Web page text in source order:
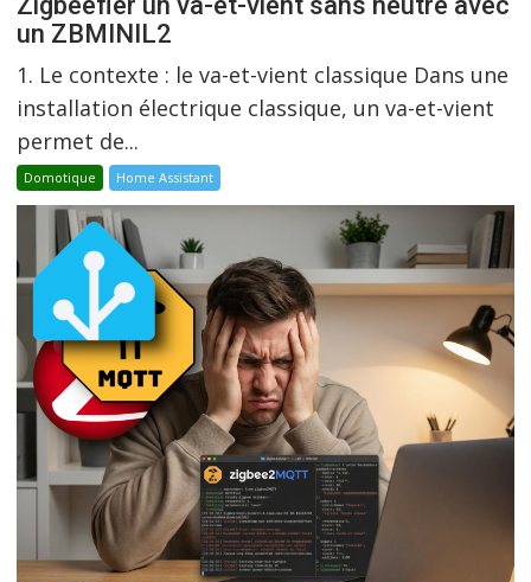
un ZBMINIL2
1. Le contexte : le va-et-vient classique Dans une
installation électrique classique, un va-et-vient
permet de...
Domotique Home Assistant